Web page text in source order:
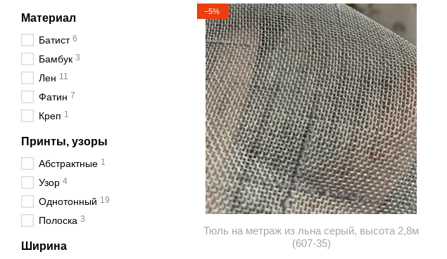
−5%
Тюль на метраж из льна серый, высота 2,8м
(607-35)
Материал
Батист 6
Бамбук 3
Лен 11
Фатин 7
Креп 1
Принты, узоры
Абстрактные 1
Узор 4
Однотонный 19
Полоска 3
Ширина